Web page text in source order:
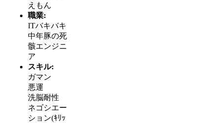
えもん
職業:
ITバキバキ
中年豚の死
骸エンジニ
ア
スキル:
ガマン
悪運
洗脳耐性
ネゴシエー
ション(ｷﾘｯ